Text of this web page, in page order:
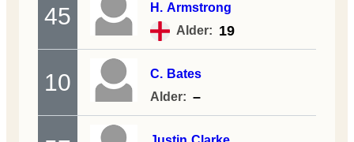
45 H. Armstrong
Alder: 19
10 C. Bates
Alder: –